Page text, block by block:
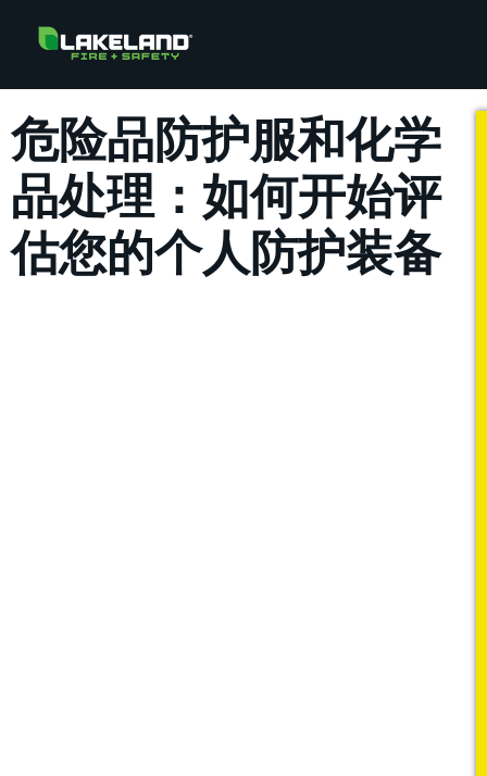
危险品防护服和化学
品处理：如何开始评
估您的个人防护装备